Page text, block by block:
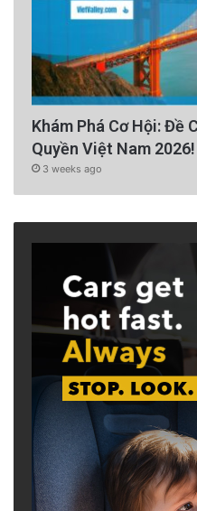
Khám Phá Cơ Hội: Đề
Quyền Việt Nam 2026!
3 weeks ago